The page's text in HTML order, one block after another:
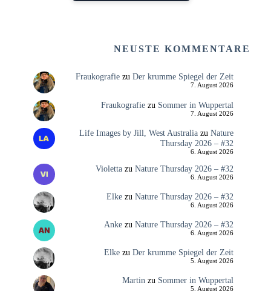
NEUSTE KOMMENTARE
Fraukografiezu Der krumme Spiegel der Zeit
7. August 2026
Fraukografiezu Sommer in Wuppertal
7. August 2026
Life Images by Jill, West Australiazu Nature
Thursday 2026 – #32
6. August 2026
Violettazu Nature Thursday 2026 – #32
6. August 2026
Elkezu Nature Thursday 2026 – #32
6. August 2026
Ankezu Nature Thursday 2026 – #32
6. August 2026
Elkezu Der krumme Spiegel der Zeit
5. August 2026
Martinzu Sommer in Wuppertal
5. August 2026